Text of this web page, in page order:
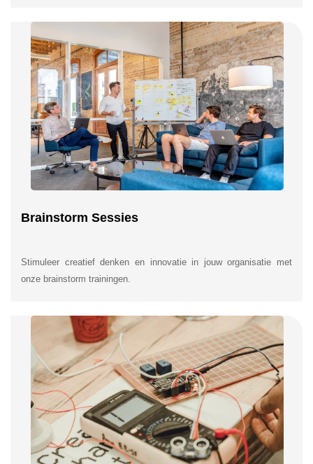
Brainstorm Sessies
Stimuleer creatief denken en innovatie in jouw organisatie met
onze brainstorm trainingen.